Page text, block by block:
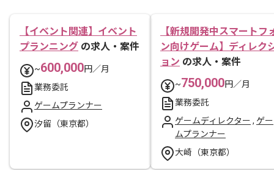
【イベント関連】イベント
プランニング の求人・案件
~600,000円／月
業務委託
ゲームプランナー
汐留（東京都）
【新規開発中スマートフ
ン向けゲーム】ディレク
ョン の求人・案件
~750,000円／月
業務委託
ゲームディレクター , ゲー
ムプランナー
大崎（東京都）